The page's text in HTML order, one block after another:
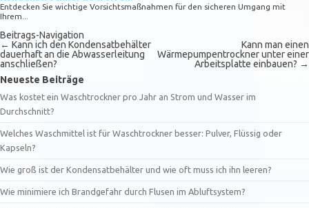
Entdecken Sie wichtige Vorsichtsmaßnahmen für den sicheren Umgang mit
Ihrem...
Beitrags-Navigation
← Kann ich den Kondensatbehälter
dauerhaft an die Abwasserleitung
anschließen?
Kann man einen
Wärmepumpentrockner unter einer
Arbeitsplatte einbauen? →
Neueste Beiträge
Was kostet ein Waschtrockner pro Jahr an Strom und Wasser im
Durchschnitt?
Welches Waschmittel ist für Waschtrockner besser: Pulver, Flüssig oder
Kapseln?
Wie groß ist der Kondensatbehälter und wie oft muss ich ihn leeren?
Wie minimiere ich Brandgefahr durch Flusen im Abluftsystem?